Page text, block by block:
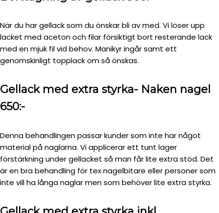
När du har gellack som du önskar bli av med. Vi löser upp
lacket med aceton och filar försiktigt bort resterande lack
med en mjuk fil vid behov. Manikyr ingår samt ett
genomskinligt topplack om så önskas.
Gellack med extra styrka- Naken nagel
650:-
Denna behandlingen passar kunder som inte har något
material på naglarna. Vi applicerar ett tunt lager
förstärkning under gellacket så man får lite extra stöd. Det
är en bra behandling för tex nagelbitare eller personer som
inte vill ha långa naglar men som behöver lite extra styrka.